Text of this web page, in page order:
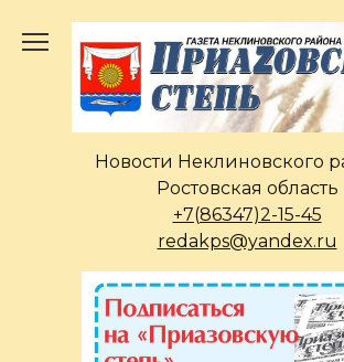
содержанию
Новости Неклиновского
Ростовская область
+7(86347)2-15-45
redakps@yandex.ru